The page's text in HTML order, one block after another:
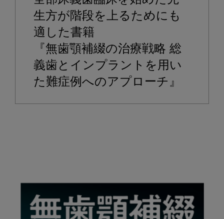
生方が階段を上るためにも
適した書籍
『無歯顎補綴の治療戦略 総
義歯とインプラントを用い
た難症例へのアプローチ』